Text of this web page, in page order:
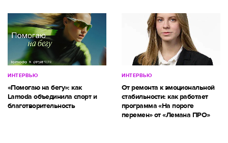
ИНТЕРВЬЮ
«Помогаю на бегу»: как
Lamoda объединила спорт и
благотворительность
ИНТЕРВЬЮ
От ремонта к эмоциональной
стабильности: как работает
программа «На пороге
перемен» от «Лемана ПРО»